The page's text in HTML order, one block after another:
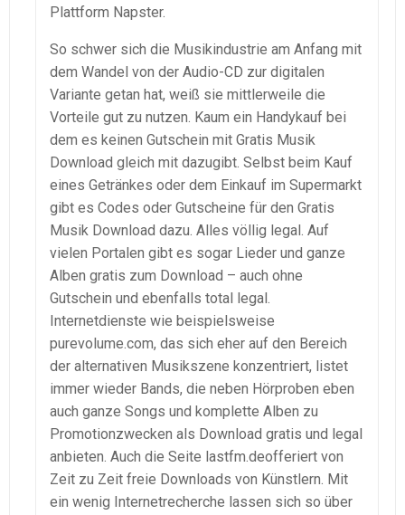
Plattform Napster.
So schwer sich die Musikindustrie am Anfang mit
dem Wandel von der Audio-CD zur digitalen
Variante getan hat, weiß sie mittlerweile die
Vorteile gut zu nutzen. Kaum ein Handykauf bei
dem es keinen Gutschein mit Gratis Musik
Download gleich mit dazugibt. Selbst beim Kauf
eines Getränkes oder dem Einkauf im Supermarkt
gibt es Codes oder Gutscheine für den Gratis
Musik Download dazu. Alles völlig legal. Auf
vielen Portalen gibt es sogar Lieder und ganze
Alben gratis zum Download – auch ohne
Gutschein und ebenfalls total legal.
Internetdienste wie beispielsweise
purevolume.com, das sich eher auf den Bereich
der alternativen Musikszene konzentriert, listet
immer wieder Bands, die neben Hörproben eben
auch ganze Songs und komplette Alben zu
Promotionzwecken als Download gratis und legal
anbieten. Auch die Seite lastfm.deofferiert von
Zeit zu Zeit freie Downloads von Künstlern. Mit
ein wenig Internetrecherche lassen sich so über